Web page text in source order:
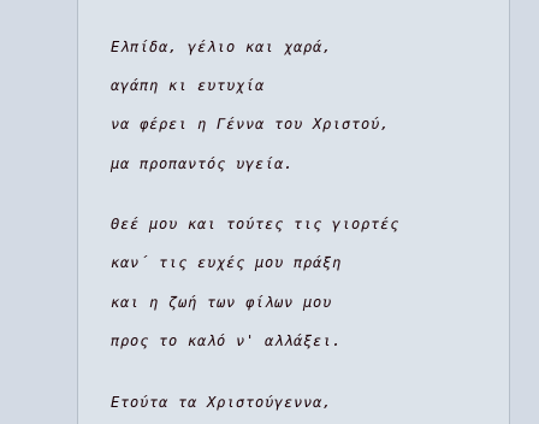
Ελπίδα, γέλιο και χαρά,
αγάπη κι ευτυχία
να φέρει η Γέννα του Χριστού,
μα προπαντός υγεία.
Θεέ μου και τούτες τις γιορτές
καν΄ τις ευχές μου πράξη
και η ζωή των φίλων μου
προς το καλό ν' αλλάξει.
Ετούτα τα Χριστούγεννα,